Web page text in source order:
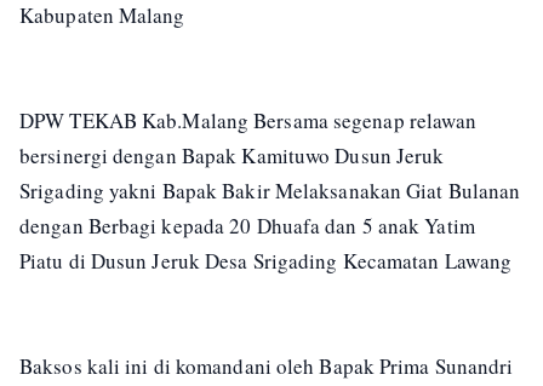
Kabupaten Malang
DPW TEKAB Kab.Malang Bersama segenap relawan
bersinergi dengan Bapak Kamituwo Dusun Jeruk
Srigading yakni Bapak Bakir Melaksanakan Giat Bulanan
dengan Berbagi kepada 20 Dhuafa dan 5 anak Yatim
Piatu di Dusun Jeruk Desa Srigading Kecamatan Lawang
Baksos kali ini di komandani oleh Bapak Prima Sunandri